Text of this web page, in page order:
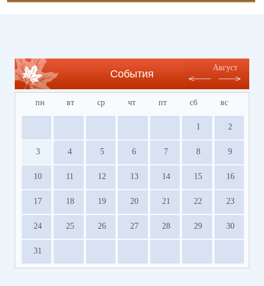
События
Август
пн вт ср чт пт сб вс
1 2
3 4 5 6 7 8 9
10 11 12 13 14 15 16
17 18 19 20 21 22 23
24 25 26 27 28 29 30
31